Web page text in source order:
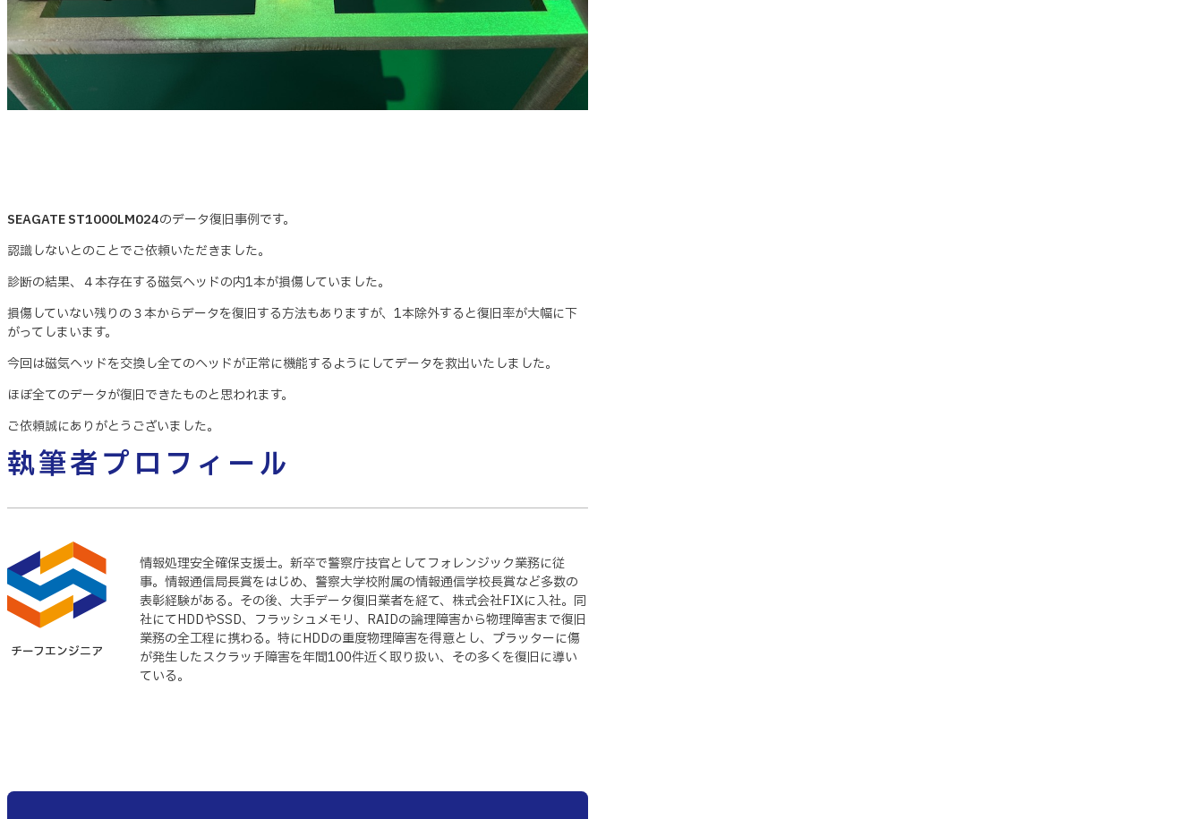
SEAGATE ST1000LM024のデータ復旧事例です。
認識しないとのことでご依頼いただきました。
診断の結果、４本存在する磁気ヘッドの内1本が損傷していました。
損傷していない残りの３本からデータを復旧する方法もありますが、1本除外すると復旧率が大幅に下
がってしまいます。
今回は磁気ヘッドを交換し全てのヘッドが正常に機能するようにしてデータを救出いたしました。
ほぼ全てのデータが復旧できたものと思われます。
ご依頼誠にありがとうございました。
執筆者プロフィール
情報処理安全確保支援士。新卒で警察庁技官としてフォレンジック業務に従
事。情報通信局長賞をはじめ、警察大学校附属の情報通信学校長賞など多数の
表彰経験がある。その後、大手データ復旧業者を経て、株式会社FIXに入社。同
社にてHDDやSSD、フラッシュメモリ、RAIDの論理障害から物理障害まで復旧
業務の全工程に携わる。特にHDDの重度物理障害を得意とし、プラッターに傷
が発生したスクラッチ障害を年間100件近く取り扱い、その多くを復旧に導い
ている。
チーフエンジニア